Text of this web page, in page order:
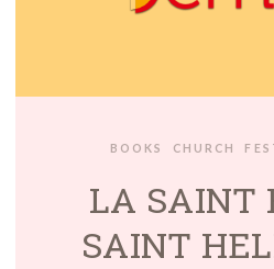
BOOKS CHURCH
LA SAINT
SAINT